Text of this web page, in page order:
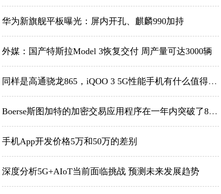
华为新旗舰平板曝光：屏内开孔、麒麟990加持
外媒：国产特斯拉Model 3恢复交付 周产量可达3000辆
同样是高通骁龙865，iQOO 3 5G性能手机有什么值得我们期待的？
Boerse斯图加特的加密交易应用程序在一年内突破了8万名用户
手机App开发价格5万和50万的差别
深度分析5G+AIoT当前面临挑战 预测未来发展趋势